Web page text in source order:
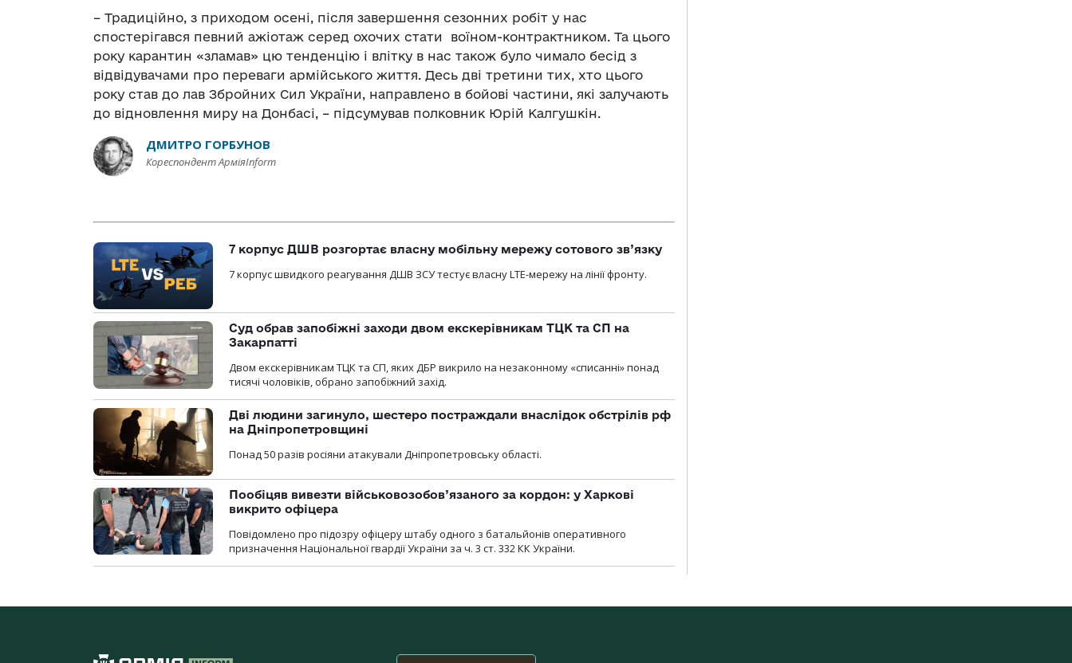
– Традиційно, з приходом осені, після завершення сезонних робіт у нас
спостерігався певний ажіотаж серед охочих стати воїном-контрактником. Та цього
року карантин «зламав» цю тенденцію і влітку в нас також було чимало бесід з
відвідувачами про переваги армійського життя. Десь дві третини тих, хто цього
року став до лав Збройних Сил України, направлено в бойові частини, які залучають
до відновлення миру на Донбасі, – підсумував полковник Юрій Калгушкін.
ДМИТРО ГОРБУНОВ
Кореспондент АрміяInform
7 корпус ДШВ розгортає власну мобільну мережу сотового зв’язку
7 корпус швидкого реагування ДШВ ЗСУ тестує власну LTE-мережу на лінії фронту.
Суд обрав запобіжні заходи двом екскерівникам ТЦК та СП на
Закарпатті
Двом екскерівникам ТЦК та СП, яких ДБР викрило на незаконному «списанні» понад
тисячі чоловіків, обрано запобіжний захід.
Дві людини загинуло, шестеро постраждали внаслідок обстрілів рф
на Дніпропетровщині
Понад 50 разів росіяни атакували Дніпропетровську області.
Пообіцяв вивезти військовозобов’язаного за кордон: у Харкові
викрито офіцера
Повідомлено про підозру офіцеру штабу одного з батальйонів оперативного
призначення Національної гвардії України за ч. 3 ст. 332 КК України.